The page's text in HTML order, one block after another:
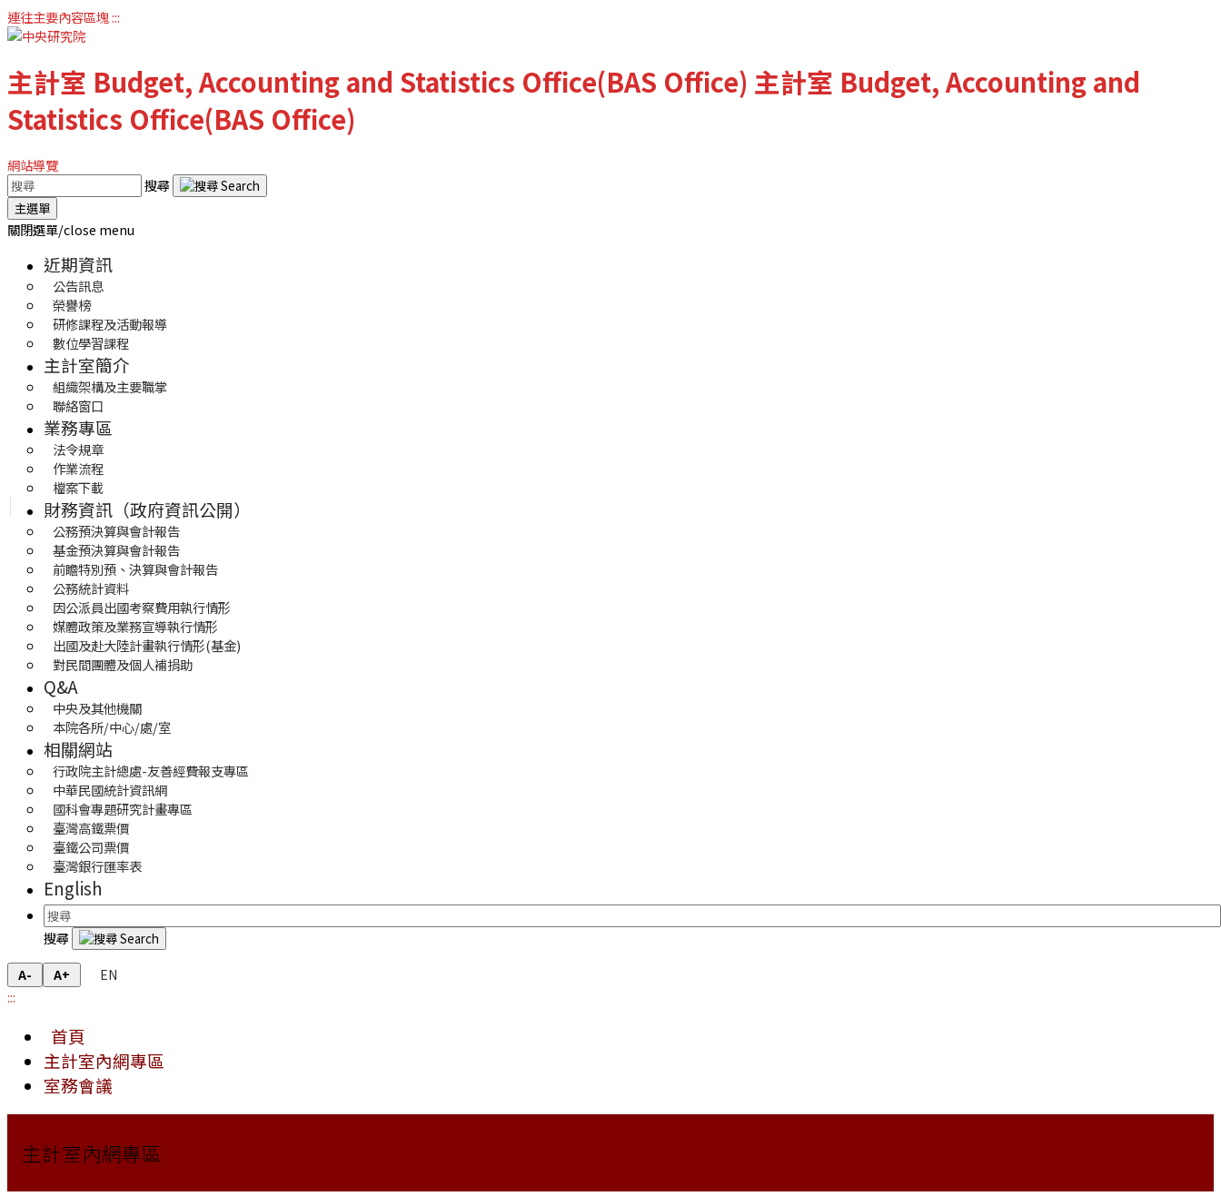
連往主要內容區塊:::
主計室 Budget, Accounting and Statistics Office(BAS Office) 主計室 Budget, Accounting and
Statistics Office(BAS Office)
網站導覽
搜尋
主選單
關閉選單/close menu
近期資訊
公告訊息
榮譽榜
研修課程及活動報導
數位學習課程
主計室簡介
組織架構及主要職掌
聯絡窗口
業務專區
法令規章
作業流程
檔案下載
財務資訊（政府資訊公開）
公務預決算與會計報告
基金預決算與會計報告
前瞻特別預、決算與會計報告
公務統計資料
因公派員出國考察費用執行情形
媒體政策及業務宣導執行情形
出國及赴大陸計畫執行情形(基金)
對民間團體及個人補捐助
Q&A
中央及其他機關
本院各所/中心/處/室
相關網站
行政院主計總處-友善經費報支專區
中華民國統計資訊網
國科會專題研究計畫專區
臺灣高鐵票價
臺鐵公司票價
臺灣銀行匯率表
English
搜尋
A- A+
EN
:::
首頁
主計室內網專區
室務會議
主計室內網專區